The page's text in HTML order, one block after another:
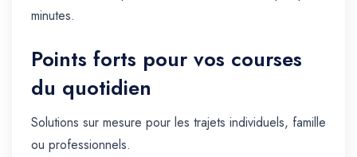
minutes.
Points forts pour vos courses
du quotidien
Solutions sur mesure pour les trajets individuels, famille
ou professionnels.